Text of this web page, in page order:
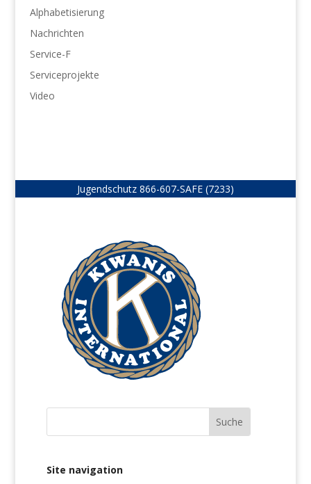
Alphabetisierung
Nachrichten
Service-F
Serviceprojekte
Video
Jugendschutz 866-607-SAFE (7233)
Site navigation